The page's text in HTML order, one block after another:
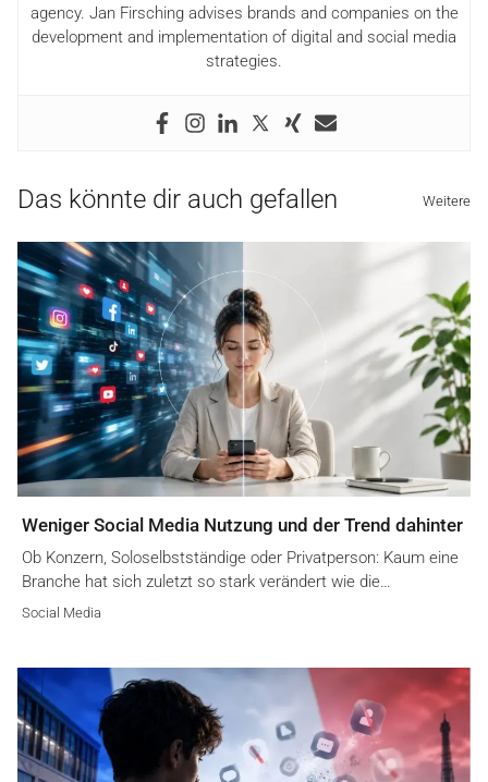
agency. Jan Firsching advises brands and companies on the
development and implementation of digital and social media
strategies.
Das könnte dir auch gefallen Weitere
Weniger Social Media Nutzung und der Trend dahinter
Ob Konzern, Soloselbstständige oder Privatperson: Kaum eine
Branche hat sich zuletzt so stark verändert wie die…
Social Media